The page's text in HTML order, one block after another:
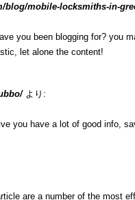
mobile-locksmiths-in-
you been blogging for? you
let alone the content!
より:
you have a lot of good info,
are a number of the most